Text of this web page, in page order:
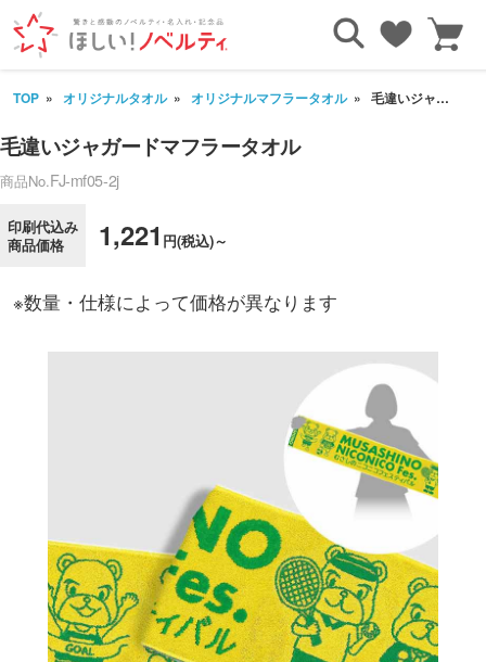
TOP オリジナルタオル オリジナルマフラータオル 毛違いジャガードマフラータオル
毛違いジャガードマフラータオル
商品No.FJ-mf05-2j
印刷代込み
商品価格
1,221 円(税込)～
※数量・仕様によって価格が異なります